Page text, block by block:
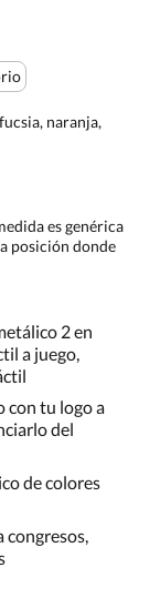
naranja,
es genérica
posición donde
2 en
a juego,
con tu logo a
del
de colores
congresos,